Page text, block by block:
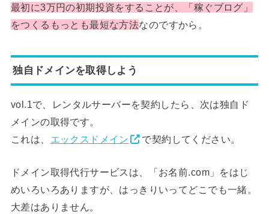
最初に3万円の初期投資をすることが、「稼ぐブログ」
をつくるもっとも最短な方法なのですから。
独自ドメインを取得しよう
vol.1で、レンタルサーバーを契約したら、次は独自ド
メインの取得です。
これは、 エックスドメイン で契約してください。
ドメイン取得代行サービスは、「お名前.com」をはじ
めいろいろありますが、はっきりいってどこでも一緒。
大差はありません。